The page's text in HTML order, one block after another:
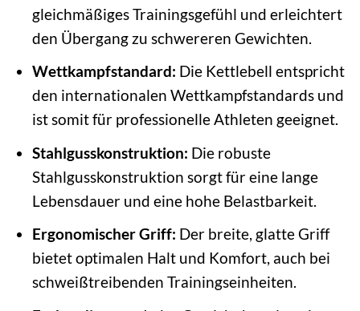
gleichmäßiges Trainingsgefühl und erleichtert
den Übergang zu schwereren Gewichten.
Wettkampfstandard: Die Kettlebell entspricht
den internationalen Wettkampfstandards und
ist somit für professionelle Athleten geeignet.
Stahlgusskonstruktion: Die robuste
Stahlgusskonstruktion sorgt für eine lange
Lebensdauer und eine hohe Belastbarkeit.
Ergonomischer Griff: Der breite, glatte Griff
bietet optimalen Halt und Komfort, auch bei
schweißtreibenden Trainingseinheiten.